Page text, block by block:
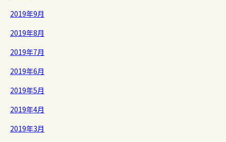
2019年9月
2019年8月
2019年7月
2019年6月
2019年5月
2019年4月
2019年3月